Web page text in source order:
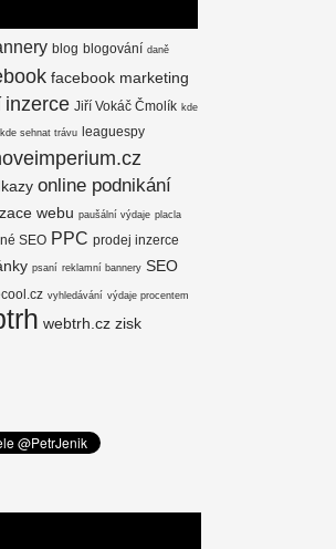
blog blogování daně
facebook marketing
inzerce Jiří Vokáč Čmolík kde
kde sehnat trávu leaguespy
online podnikání
webu paušální výdaje placla
SEO PPC prodej inzerce
psaní reklamní bannery SEO
vyhledávání výdaje procentem
webtrh.cz zisk